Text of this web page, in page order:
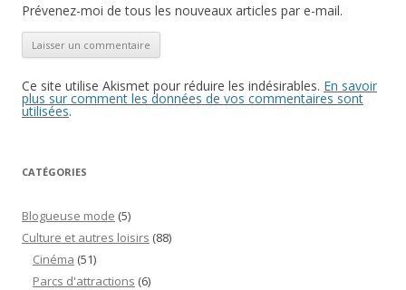
Prévenez-moi de tous les nouveaux articles par e-mail.
Ce site utilise Akismet pour réduire les indésirables. En savoir
plus sur comment les données de vos commentaires sont
utilisées.
CATÉGORIES
Blogueuse mode (5)
Culture et autres loisirs (88)
Cinéma (51)
Parcs d'attractions (6)